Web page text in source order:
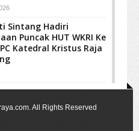
Sintang Hadiri
Puncak HUT WKRI Ke
Katedral Kristus Raja
. All Rights Reserved